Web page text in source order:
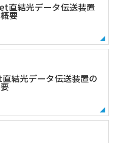
直結光データ伝送装置
要
結光データ伝送装置の